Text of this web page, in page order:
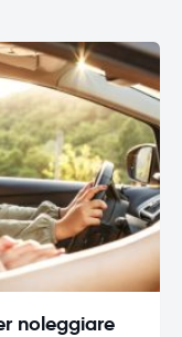
noleggiare